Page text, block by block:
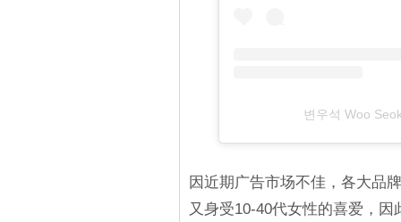
변우석 Woo
因近期广告市场不佳，各大品
又身受10-40代女性的喜爱，